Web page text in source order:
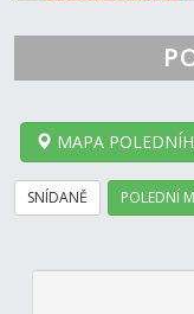
MAPA
SNÍDANĚ POLEDNÍ